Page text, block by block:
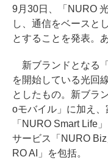
9月30日、「NURO
し、通信をベースと
とすることを発表。
新ブランドとなる
を開始している光回
としたもの。新ブラ
oモバイル」に加え
「NURO Smart Life
サービス「NURO
RO AI」を包括。